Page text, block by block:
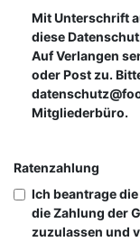
Mit Unterschrift
diese
Auf Verlangen
oder Post zu.
Mitgliederbüro.
Ratenzahlung
Ich beantrage
die Zahlung der
zuzulassen und